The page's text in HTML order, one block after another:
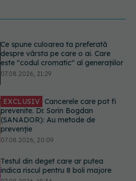
EXCLUSIV Cancerele care pot fi
prevenite. Dr. Sorin Bogdan
(SANADOR): Au metode de
prevenție
Testul din deget care ar putea
indica riscul pentru 8 boli majore
07.08.2026, 18:34
Dieta care poate crește brusc
colesterolul. Cine este mai expus